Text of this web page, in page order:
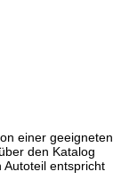
einer geeigneten
den Katalog
Autoteil entspricht